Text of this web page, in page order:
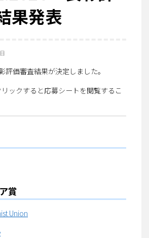
果発表
評価審査結果が決定しました。
ックすると応募シートを閲覧するこ
賞
Union